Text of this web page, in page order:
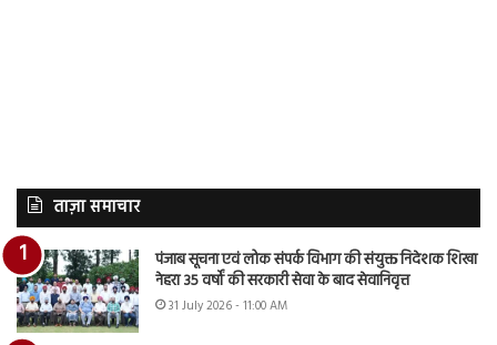
ताज़ा समाचार
पंजाब सूचना एवं लोक संपर्क विभाग की संयुक्त निदेशक शिखा
नेहरा 35 वर्षों की सरकारी सेवा के बाद सेवानिवृत्त
31 July 2026 - 11:00 AM